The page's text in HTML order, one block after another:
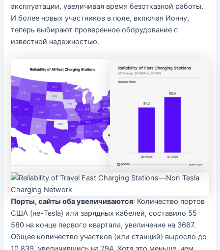
эксплуатации, увеличивая время безотказной работы.
И более новых участников в поле, включая Ионну,
теперь выбирают проверенное оборудование с
известной надежностью.
Порты, сайты оба увеличиваются: Количество портов
США (не-Tesla) или зарядных кабелей, составило 55
580 на конце первого квартала, увеличение на 3667.
Общее количество участков (или станций) выросло до